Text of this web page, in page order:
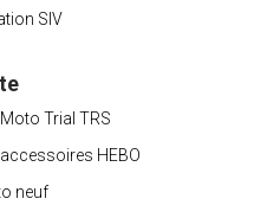
SIV
Trial TRS
HEBO
neuf